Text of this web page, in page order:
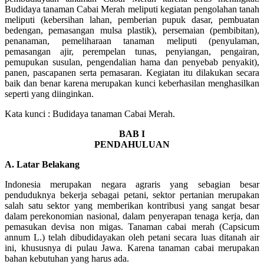
Budidaya tanaman Cabai Merah meliputi kegiatan pengolahan tanah
meliputi (kebersihan lahan, pemberian pupuk dasar, pembuatan
bedengan, pemasangan mulsa plastik), persemaian (pembibitan),
penanaman, pemeliharaan tanaman meliputi (penyulaman,
pemasangan ajir, perempelan tunas, penyiangan, pengairan,
pemupukan susulan, pengendalian hama dan penyebab penyakit),
panen, pascapanen serta pemasaran. Kegiatan itu dilakukan secara
baik dan benar karena merupakan kunci keberhasilan menghasilkan
seperti yang diinginkan.
Kata kunci : Budidaya tanaman Cabai Merah.
BAB I
PENDAHULUAN
A. Latar Belakang
Indonesia merupakan negara agraris yang sebagian besar
penduduknya bekerja sebagai petani, sektor pertanian merupakan
salah satu sektor yang memberikan kontribusi yang sangat besar
dalam perekonomian nasional, dalam penyerapan tenaga kerja, dan
pemasukan devisa non migas. Tanaman cabai merah (Capsicum
annum L.) telah dibudidayakan oleh petani secara luas ditanah air
ini, khususnya di pulau Jawa. Karena tanaman cabai merupakan
bahan kebutuhan yang harus ada.